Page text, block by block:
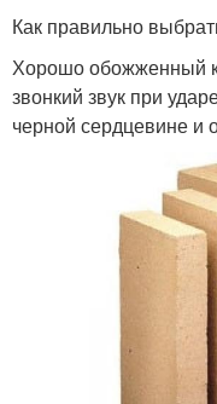
Как правильно
Хорошо обожженный
звонкий звук при
черной сердцевине и